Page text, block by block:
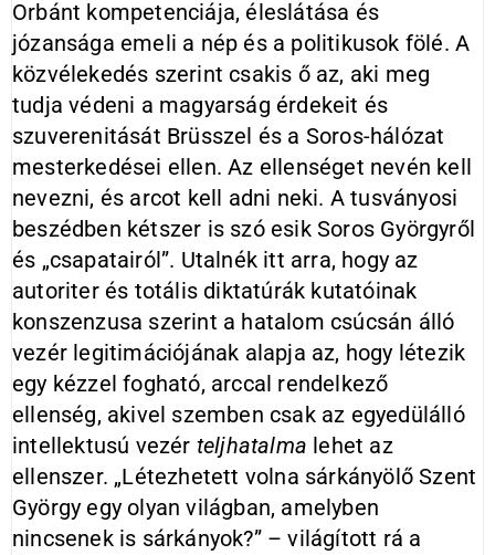
Orbánt kompetenciája, éleslátása és
józansága emeli a nép és a politikusok fölé. A
közvélekedés szerint csakis ő az, aki meg
tudja védeni a magyarság érdekeit és
szuverenitását Brüsszel és a Soros-hálózat
mesterkedései ellen. Az ellenséget nevén kell
nevezni, és arcot kell adni neki. A tusványosi
beszédben kétszer is szó esik Soros Györgyről
és „csapatairól”. Utalnék itt arra, hogy az
autoriter és totális diktatúrák kutatóinak
konszenzusa szerint a hatalom csúcsán álló
vezér legitimációjának alapja az, hogy létezik
egy kézzel fogható, arccal rendelkező
ellenség, akivel szemben csak az egyedülálló
intellektusú vezér teljhatalma lehet az
ellenszer. „Létezhetett volna sárkányölő Szent
György egy olyan világban, amelyben
nincsenek is sárkányok?” – világított rá a